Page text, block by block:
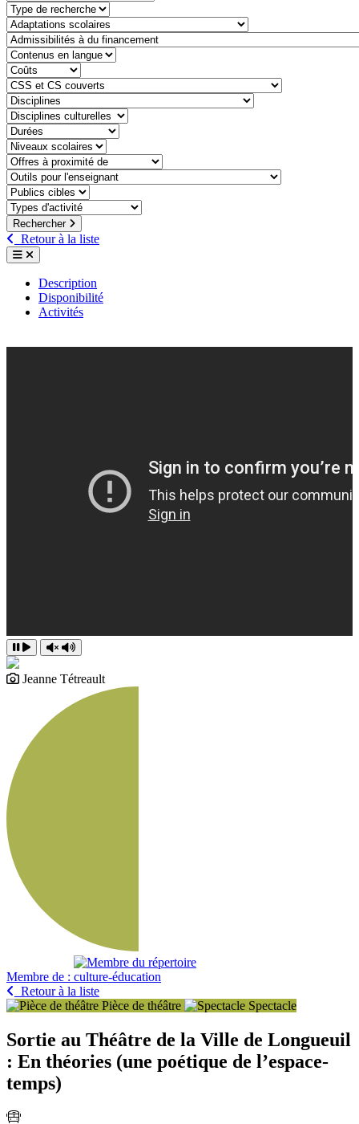
Type de recherche
adaptation-scolaire
admissibilite-a-du-financement
contenu-en-langue
cout
css-et-cs-couvert
discipline
discipline-culturelle
duree
niveaux-scolaires
offre-a-proximite-de
outil-pour-lenseignant
public-cible
type-dactivite
Rechercher
Retour à la liste
Description
Disponibilité
Activités
Jeanne Tétreault
Membre de :
Retour à la liste
Pièce de théâtre
Spectacle
Sortie au Théâtre de la Ville de Longueuil
: En théories (une poétique de l’espace-
temps)